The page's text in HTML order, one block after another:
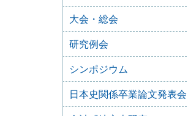
大会・総会
研究例会
シンポジウム
日本史関係卒業論文発表会